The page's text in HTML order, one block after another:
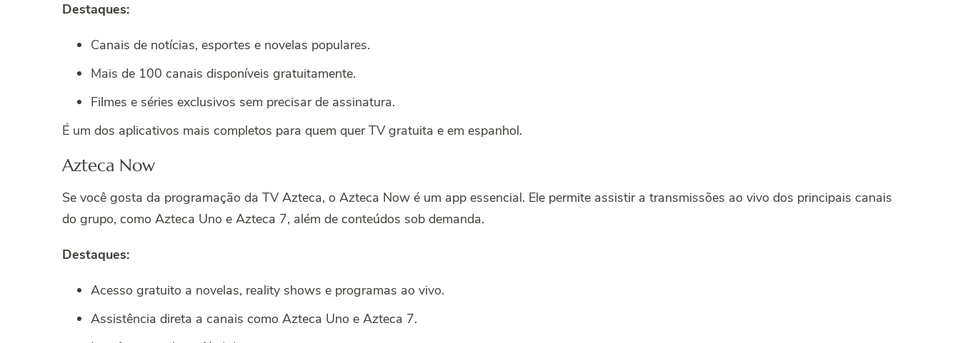
Destaques:
Canais de notícias, esportes e novelas populares.
Mais de 100 canais disponíveis gratuitamente.
Filmes e séries exclusivos sem precisar de assinatura.
É um dos aplicativos mais completos para quem quer TV gratuita e em espanhol.
Azteca Now
Se você gosta da programação da TV Azteca, o Azteca Now é um app essencial. Ele permite assistir a transmissões ao vivo dos principais canais
do grupo, como Azteca Uno e Azteca 7, além de conteúdos sob demanda.
Destaques:
Acesso gratuito a novelas, reality shows e programas ao vivo.
Assistência direta a canais como Azteca Uno e Azteca 7.